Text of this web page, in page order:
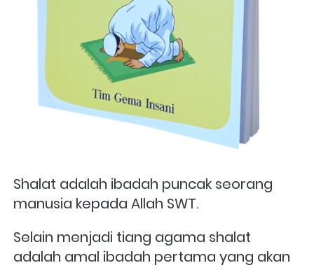
Shalat adalah ibadah puncak seorang
manusia kepada Allah SWT.
Selain menjadi tiang agama shalat
adalah amal ibadah pertama yang akan